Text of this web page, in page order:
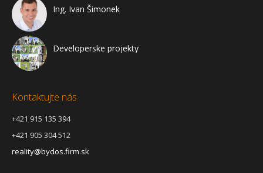
Ing. Ivan Šimonek
Developerske projekty
Kontaktujte nás
+421 915 135 394
+421 905 304 512
reality@bydos.firm.sk